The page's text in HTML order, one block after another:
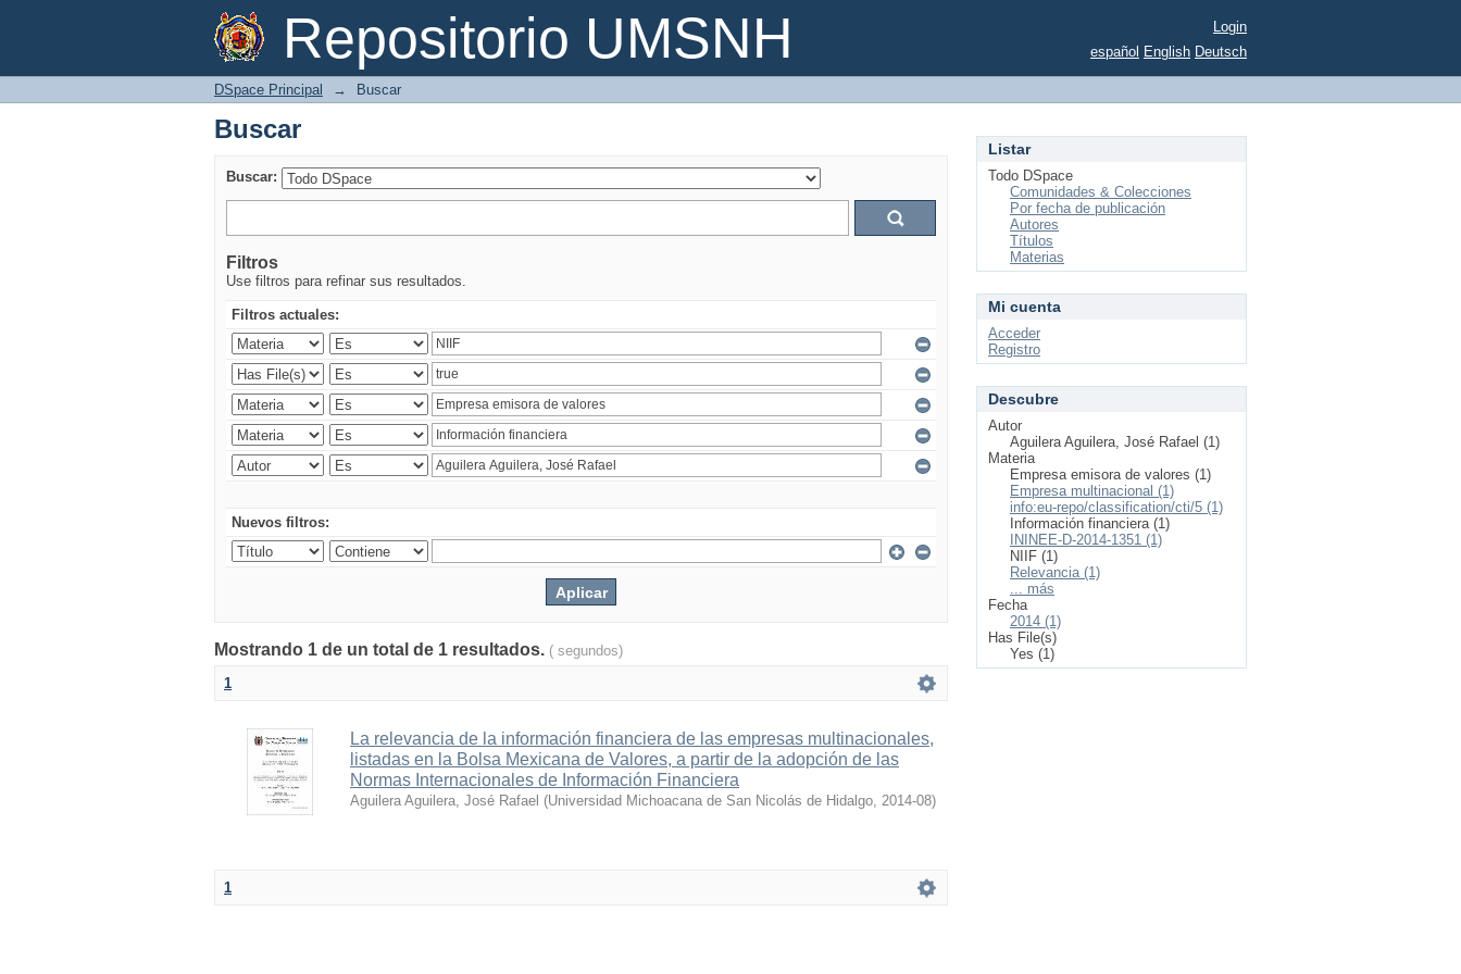
Repositorio UMSNH
Buscar
Login
español English Deutsch
DSpace Principal → Buscar
Buscar
Buscar:
Filtros
Use filtros para refinar sus resultados.
Filtros actuales:
Nuevos filtros:
Mostrando 1 de un total de 1 resultados. ( segundos)
1
La relevancia de la información financiera de las empresas multinacionales,
listadas en la Bolsa Mexicana de Valores, a partir de la adopción de las
Normas Internacionales de Información Financiera
Aguilera Aguilera, José Rafael (Universidad Michoacana de San Nicolás de Hidalgo, 2014-08)
1
Listar
Todo DSpace
Comunidades & Colecciones
Por fecha de publicación
Autores
Títulos
Materias
Mi cuenta
Acceder
Registro
Descubre
Autor
Aguilera Aguilera, José Rafael (1)
Materia
Empresa emisora de valores (1)
Empresa multinacional (1)
info:eu-repo/classification/cti/5 (1)
Información financiera (1)
ININEE-D-2014-1351 (1)
NIIF (1)
Relevancia (1)
... más
Fecha
2014 (1)
Has File(s)
Yes (1)